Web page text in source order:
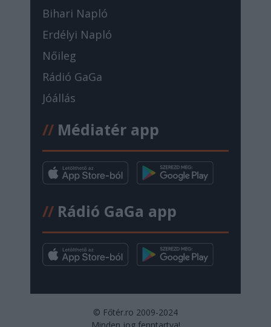
Bihari Napló
Erdélyi Napló
Nőileg
Rádió GaGa
Jóállás
//Médiatér app
//Rádió GaGa app
© Főtér.ro 2009-2024